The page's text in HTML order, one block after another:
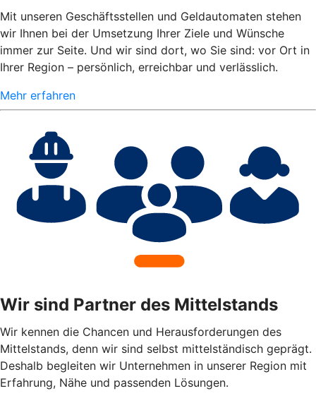
Mit unseren Geschäftsstellen und Geldautomaten stehen
wir Ihnen bei der Umsetzung Ihrer Ziele und Wünsche
immer zur Seite. Und wir sind dort, wo Sie sind: vor Ort in
Ihrer Region – persönlich, erreichbar und verlässlich.
Mehr erfahren
Wir sind Partner des Mittelstands
Wir kennen die Chancen und Herausforderungen des
Mittelstands, denn wir sind selbst mittelständisch geprägt.
Deshalb begleiten wir Unternehmen in unserer Region mit
Erfahrung, Nähe und passenden Lösungen.